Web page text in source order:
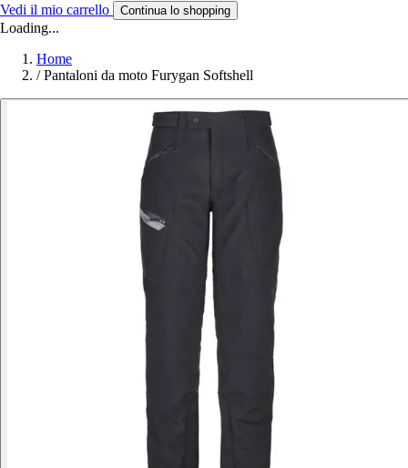
Vedi il mio carrello Continua lo shopping
Loading...
Home
/ Pantaloni da moto Furygan Softshell